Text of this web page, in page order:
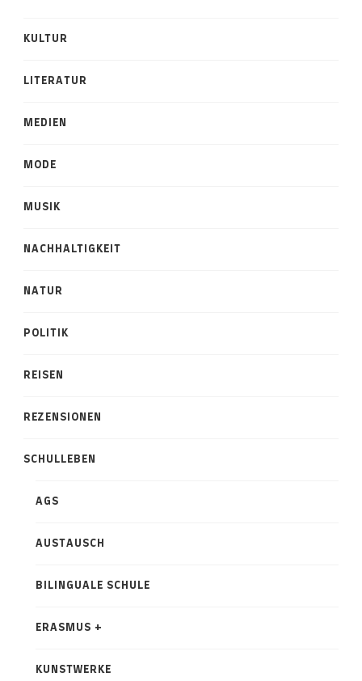
KULTUR
LITERATUR
MEDIEN
MODE
MUSIK
NACHHALTIGKEIT
NATUR
POLITIK
REISEN
REZENSIONEN
SCHULLEBEN
AGS
AUSTAUSCH
BILINGUALE SCHULE
ERASMUS +
KUNSTWERKE